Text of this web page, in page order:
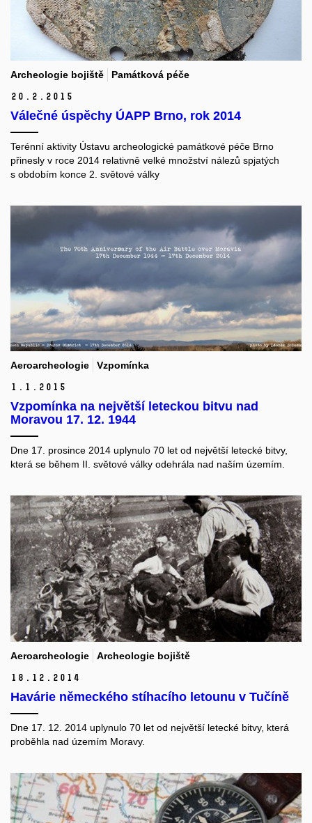
Archeologie bojiště Památková péče
20. 2. 2015
Válečné úspěchy ÚAPP Brno, rok 2014
Terénní aktivity Ústavu archeologické památkové péče Brno
přinesly v roce 2014 relativně velké množství nálezů spjatých
s obdobím konce 2. světové války
Aeroarcheologie Vzpomínka
1. 1. 2015
Vzpomínka na největší leteckou bitvu nad
Moravou 17. 12. 1944
Dne 17. prosince 2014 uplynulo 70 let od největší letecké bitvy,
která se během II. světové války odehrála nad naším územím.
Aeroarcheologie Archeologie bojiště
18. 12. 2014
Havárie německého stíhacího letounu v Tučíně
Dne 17. 12. 2014 uplynulo 70 let od největší letecké bitvy, která
proběhla nad územím Moravy.